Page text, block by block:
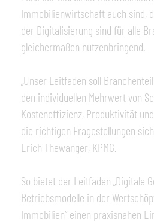
Immobilienwirtschaft auch sind,
der Digitalisierung sind für alle
gleichermaßen nutzenbringend.
„Unser Leitfaden soll
den individuellen Mehrwert von
Kosteneffizienz, Produktivität
die richtigen Fragestellungen
Erich Thewanger, KPMG.
So bietet der Leitfaden „Digitale
Betriebsmodelle in der
Immobilien“ einen praxisnahen